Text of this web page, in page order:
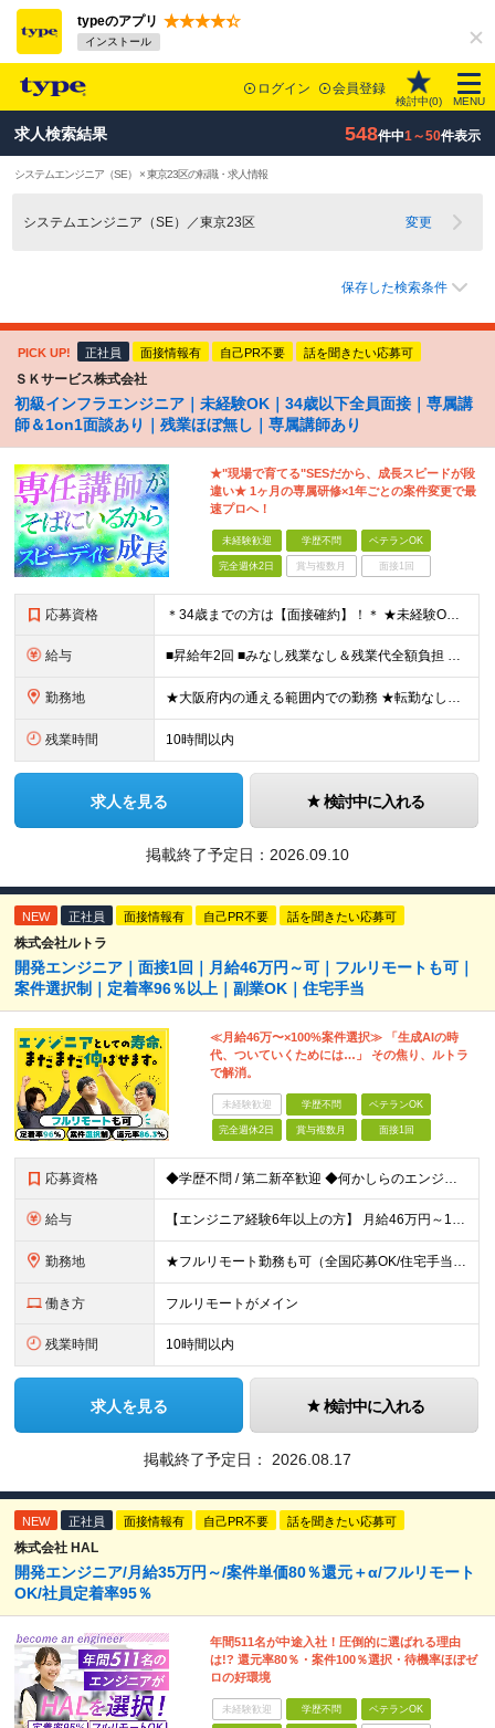
typeのアプリ
インストール
ログイン 会員登録
検討中(0) MENU
求人検索結果 548件中1～50件表示
システムエンジニア（SE） × 東京23区の転職・求人情報
システムエンジニア（SE）／東京23区 変更
保存した検索条件
PICK UP! 正社員 面接情報有 自己PR不要 話を聞きたい応募可
ＳＫサービス株式会社
初級インフラエンジニア｜未経験OK｜34歳以下全員面接｜専属講
師＆1on1面談あり｜残業ほぼ無し｜専属講師あり
★"現場で育てる"SESだから、成長スピードが段
違い★ 1ヶ月の専属研修×1年ごとの案件変更で最
速プロへ！
未経験歓迎 学歴不問 ベテランOK
完全週休2日 賞与複数月 面接1回
応募資格 ＊34歳までの方は【面接確約】！＊ ★未経験OK＆経歴一切不問！ ★正社員デビューの方も歓迎します！ ★第二新卒・既卒歓迎 ★学歴不問 ＊専属の講師や1on1のサポートもあり、安心してスタートできま
給与 ■昇給年2回 ■みなし残業なし＆残業代全額負担 ■資格取得報奨金あり（5,000円～10万円） ★IT系の資格をお持ちの方は【月給30万円～】スタートが可能！ 月給21万5000円～60万円 未経
勤務地 ★大阪府内の通える範囲内での勤務 ★転勤なし！ 【新入社員研修の実施場所】 オフィス：大阪府大阪市北区西天満4-3-17 MF西天満ビル12F ※研修後は大阪府内の各プロジェクト先となります。 ※
残業時間 10時間以内
求人を見る 検討中に入れる
掲載終了予定日： 2026.09.10
NEW 正社員 面接情報有 自己PR不要 話を聞きたい応募可
株式会社ルトラ
開発エンジニア｜面接1回｜月給46万円～可｜フルリモートも可｜
案件選択制｜定着率96％以上｜副業OK｜住宅手当
≪月給46万〜×100%案件選択≫ 「生成AIの時
代、ついていくためには…」 その焦り、ルトラ
で解消。
未経験歓迎 学歴不問 ベテランOK
完全週休2日 賞与複数月 面接1回
応募資格 ◆学歴不問 / 第二新卒歓迎 ◆何かしらのエンジニア経験をお持ちの方 （言語・期間・フェーズ不問） 経験浅めの方も遠慮なくご応募ください！ ■入社前Q＆A ────── ◎実力に見合った報酬が手に
給与 【エンジニア経験6年以上の方】 月給46万円～100万円（固定残業代含む） ※上記月給には月30時間分の固定残業代（月8万7,400円～月19万円）を含む。超過分は全額支給。 【エンジニア経験4年以
勤務地 ★フルリモート勤務も可（全国応募OK/住宅手当を支給します） ※案件によって常駐が必要になる場合があります。 ※希望がない限り、転勤はありません ※U・Iターン歓迎 ★ルトラの社員は全国各地で活躍中
働き方 フルリモートがメイン
残業時間 10時間以内
求人を見る 検討中に入れる
掲載終了予定日： 2026.08.17
NEW 正社員 面接情報有 自己PR不要 話を聞きたい応募可
株式会社 HAL
開発エンジニア/月給35万円～/案件単価80％還元＋α/フルリモート
OK/社員定着率95％
年間511名が中途入社！圧倒的に選ばれる理由
は!? 還元率80％・案件100％選択・待機率ほぼゼ
ロの好環境
未経験歓迎 学歴不問 ベテランOK